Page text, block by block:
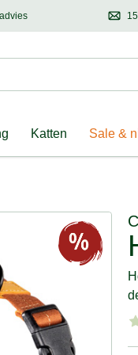
uw vragen, onze
Katten Sale &